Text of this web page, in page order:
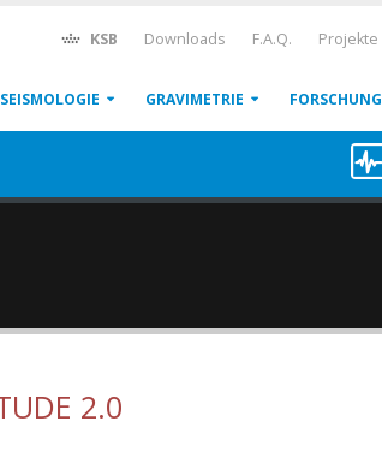
KSB Downloads F.A.Q. Projekte
SEISMOLOGIE GRAVIMETRIE FORSCHUNG
2.0